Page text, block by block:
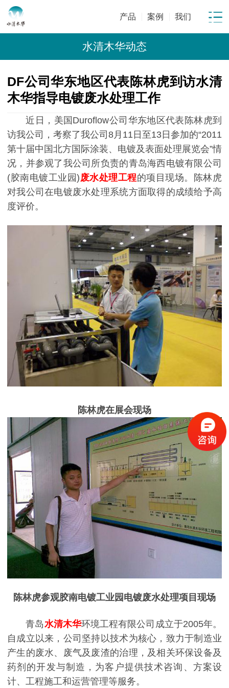
产品 案例 我们
水清木华动态
DF公司华东地区代表陈林虎到访水清
木华指导电镀废水处理工作
近日，美国Duroflow公司华东地区代表陈林虎到
访我公司，考察了我公司8月11日至13日参加的“2011
第十届中国北方国际涂装、电镀及表面处理展览会”情
况，并参观了我公司所负责的青岛海西电镀有限公司
(胶南电镀工业园)废水处理工程的项目现场。陈林虎
对我公司在电镀废水处理系统方面取得的成绩给予高
度评价。
陈林虎在展会现场
陈林虎参观胶南电镀工业园电镀废水处理项目现场
青岛水清木华环境工程有限公司成立于2005年。
自成立以来，公司坚持以技术为核心，致力于制造业
产生的废水、废气及废渣的治理，及相关环保设备及
药剂的开发与制造，为客户提供技术咨询、方案设
计、工程施工和运营管理等服务。